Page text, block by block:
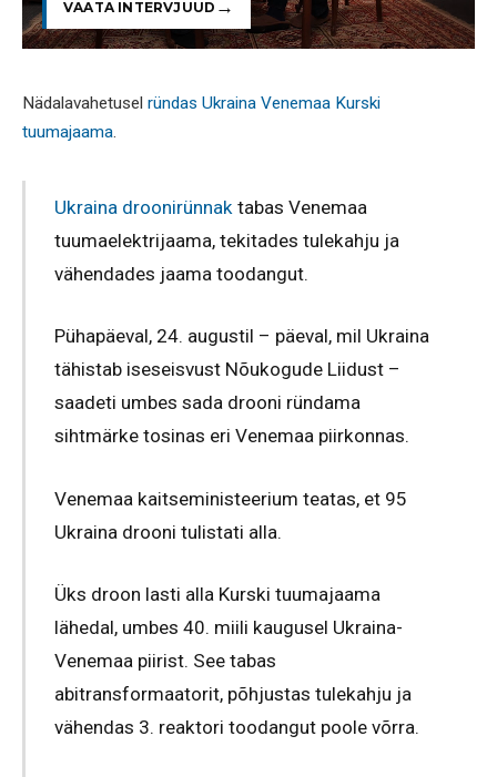
VAATA INTERVJUUD
Nädalavahetusel ründas Ukraina Venemaa Kurski
tuumajaama
Ukraina droonirünnak tabas Venemaa
tuumaelektrijaama, tekitades tulekahju ja
vähendades jaama toodangut.
Pühapäeval, 24. augustil – päeval, mil Ukraina
tähistab iseseisvust Nõukogude Liidust –
saadeti umbes sada drooni ründama
sihtmärke tosinas eri Venemaa piirkonnas.
Venemaa kaitseministeerium teatas, et 95
Ukraina drooni tulistati alla.
Üks droon lasti alla Kurski tuumajaama
lähedal, umbes 40. miili kaugusel Ukraina-
Venemaa piirist. See tabas
abitransformaatorit, põhjustas tulekahju ja
vähendas 3. reaktori toodangut poole võrra.